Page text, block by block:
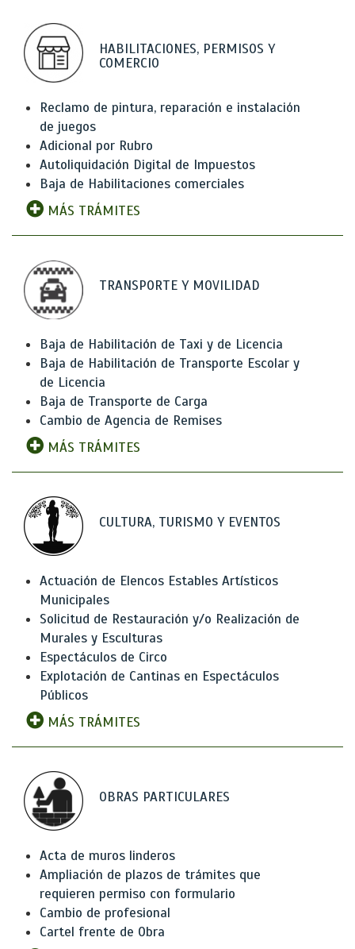
HABILITACIONES, PERMISOS Y
COMERCIO
Reclamo de pintura, reparación e instalación
de juegos
Adicional por Rubro
Autoliquidación Digital de Impuestos
Baja de Habilitaciones comerciales
MÁS TRÁMITES
TRANSPORTE Y MOVILIDAD
Baja de Habilitación de Taxi y de Licencia
Baja de Habilitación de Transporte Escolar y
de Licencia
Baja de Transporte de Carga
Cambio de Agencia de Remises
MÁS TRÁMITES
CULTURA, TURISMO Y EVENTOS
Actuación de Elencos Estables Artísticos
Municipales
Solicitud de Restauración y/o Realización de
Murales y Esculturas
Espectáculos de Circo
Explotación de Cantinas en Espectáculos
Públicos
MÁS TRÁMITES
OBRAS PARTICULARES
Acta de muros linderos
Ampliación de plazos de trámites que
requieren permiso con formulario
Cambio de profesional
Cartel frente de Obra